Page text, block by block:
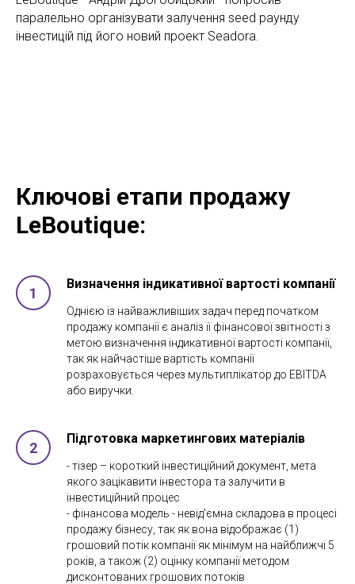
паралельно організувати залучення seed раунду
інвестицій під його новий проект Seadora.
Ключові етапи продажу
LeBoutique:
Визначення індикативної вартості компанії
Однією із найважливіших задач перед початком
продажу компанії є аналіз її фінансової звітності з
метою визначення індикативної вартості компанії,
так як найчастіше вартість компанії
розраховується через мультиплікатор до EBITDA
або виручки.
Підготовка маркетингових матеріалів
- тізер – короткий інвестиційний документ, мета
якого зацікавити інвестора та залучити в
інвестиційний процес
- фінансова модель - невід'ємна складова в процесі
продажу бізнесу, так як вона відображає (1)
грошовий потік компанії як мінімум на найближчі 5
років, а також (2) оцінку компанії методом
дисконтованих грошових потоків